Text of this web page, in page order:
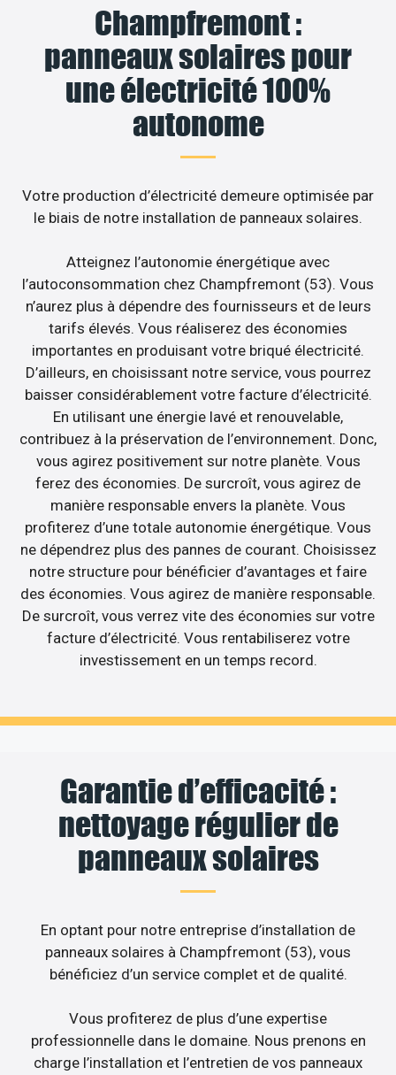
Champfremont :
panneaux solaires pour
une électricité 100%
autonome
Votre production d’électricité demeure optimisée par
le biais de notre installation de panneaux solaires.
Atteignez l’autonomie énergétique avec
l’autoconsommation chez Champfremont (53). Vous
n’aurez plus à dépendre des fournisseurs et de leurs
tarifs élevés. Vous réaliserez des économies
importantes en produisant votre briqué électricité.
D’ailleurs, en choisissant notre service, vous pourrez
baisser considérablement votre facture d’électricité.
En utilisant une énergie lavé et renouvelable,
contribuez à la préservation de l’environnement. Donc,
vous agirez positivement sur notre planète. Vous
ferez des économies. De surcroît, vous agirez de
manière responsable envers la planète. Vous
profiterez d’une totale autonomie énergétique. Vous
ne dépendrez plus des pannes de courant. Choisissez
notre structure pour bénéficier d’avantages et faire
des économies. Vous agirez de manière responsable.
De surcroît, vous verrez vite des économies sur votre
facture d’électricité. Vous rentabiliserez votre
investissement en un temps record.
Garantie d’efficacité :
nettoyage régulier de
panneaux solaires
En optant pour notre entreprise d’installation de
panneaux solaires à Champfremont (53), vous
bénéficiez d’un service complet et de qualité.
Vous profiterez de plus d’une expertise
professionnelle dans le domaine. Nous prenons en
charge l’installation et l’entretien de vos panneaux